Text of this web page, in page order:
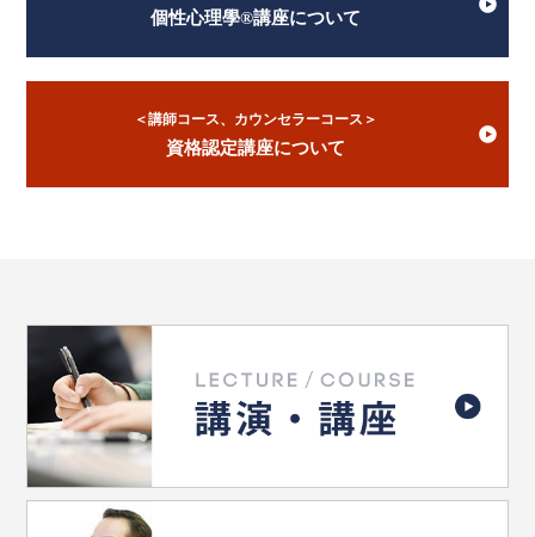
個性心理學®講座について
＜講師コース、カウンセラーコース＞
資格認定講座について